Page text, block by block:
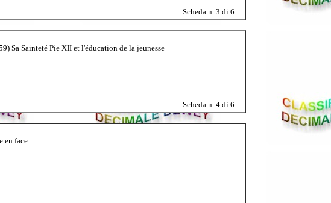
Scheda n. 3 di 6
Sa Sainteté Pie XII et l'éducation de la jeunesse
Scheda n. 4 di 6
en face